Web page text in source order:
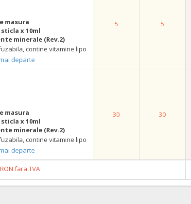
masura
x 10ml
minerale (Rev.2)
contine vitamine lipo
departe
5 5
masura
x 10ml
minerale (Rev.2)
contine vitamine lipo
departe
30 30
fara TVA